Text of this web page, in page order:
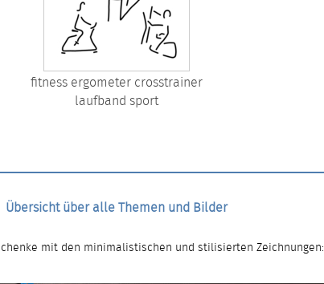
fitness ergometer crosstrainer
laufband sport
Übersicht über alle Themen und Bilder
mit den minimalistischen und stilisierten Zeichnungen: